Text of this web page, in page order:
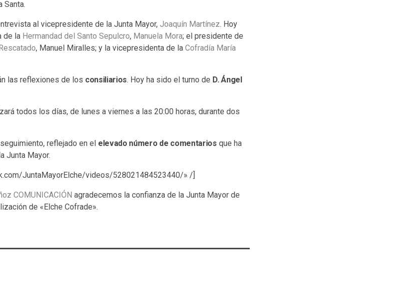
Santa.
al vicepresidente de la Junta Mayor, Joaquín Martínez. Hoy
de la Hermandad del Santo Sepulcro, Manuela Mora; el presidente de
, Manuel Miralles; y la vicepresidenta de la Cofradía María
las reflexiones de los consiliarios. Hoy ha sido el turno de D. Ángel
todos los días, de lunes a viernes a las 20:00 horas, durante dos
reflejado en el elevado número de comentarios que ha
Junta Mayor.
JuntaMayorElche/videos/528021484523440/» /]
COMUNICACIÓN agradecemos la confianza de la Junta Mayor de
de «Elche Cofrade».